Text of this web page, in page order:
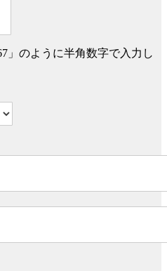
」のように半角数字で入力し